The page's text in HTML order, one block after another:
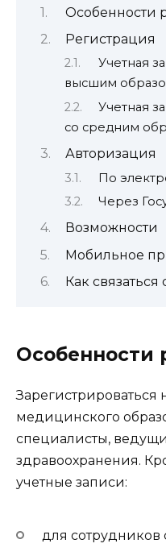
Особенности
Регистрация
Учетная
высшим
Учетная
со средним
Авторизация
По
Через
Возможности
Мобильное
Как
Особенности
Зарегистрироваться
медицинского
специалисты,
здравоохранения.
учетные записи:
для